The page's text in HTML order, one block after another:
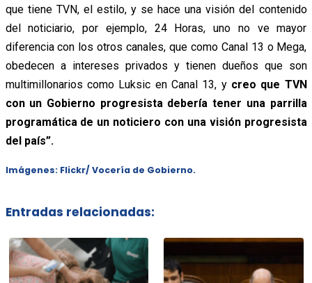
que tiene TVN, el estilo, y se hace una visión del contenido
del noticiario, por ejemplo, 24 Horas, uno no ve mayor
diferencia con los otros canales, que como Canal 13 o Mega,
obedecen a intereses privados y tienen dueños que son
multimillonarios como Luksic en Canal 13, y creo que TVN
con un Gobierno progresista debería tener una parrilla
programática de un noticiero con una visión progresista
del país”.
Imágenes: Flickr/ Vocería de Gobierno.
Entradas relacionadas: